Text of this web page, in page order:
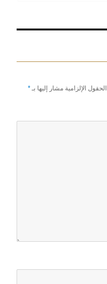
الحقول الإلزامية مشار إليها بـ*